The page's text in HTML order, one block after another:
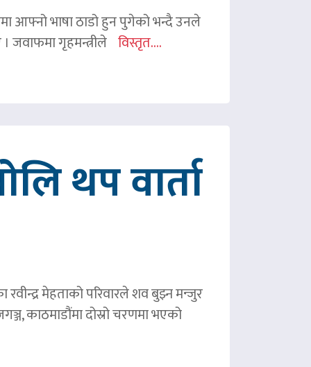
आफ्नो भाषा ठाडो हुन पुगेको भन्दै उनले
जवाफमा गृहमन्त्रीले विस्तृत....
थप वार्ता
मेहताको परिवारले शव बुझ्न मन्जुर
काठमाडौंमा दोस्रो चरणमा भएको